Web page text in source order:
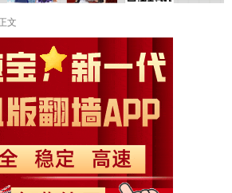
文